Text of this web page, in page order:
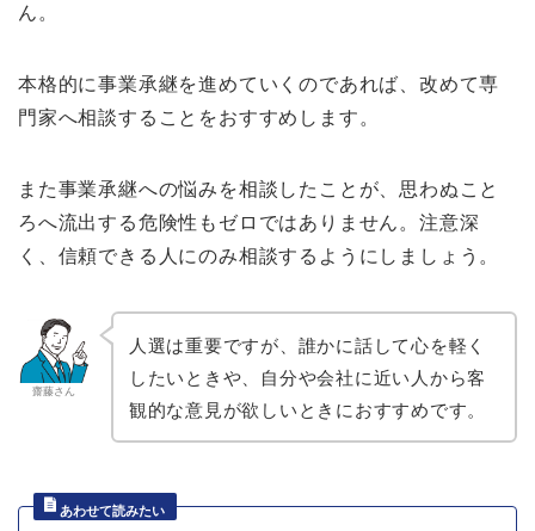
ん。
本格的に事業承継を進めていくのであれば、改めて専
門家へ相談することをおすすめします。
また事業承継への悩みを相談したことが、思わぬこと
ろへ流出する危険性もゼロではありません。注意深
く、信頼できる人にのみ相談するようにしましょう。
齋藤さん
人選は重要ですが、誰かに話して心を軽く
したいときや、自分や会社に近い人から客
観的な意見が欲しいときにおすすめです。